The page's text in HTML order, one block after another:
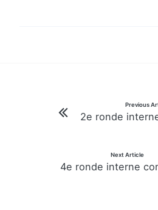
navigatie
Previous
2e ronde
Next Article
4e ronde interne